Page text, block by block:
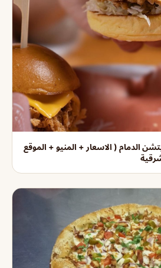
الدمام ( الاسعار + المنيو + الموقع